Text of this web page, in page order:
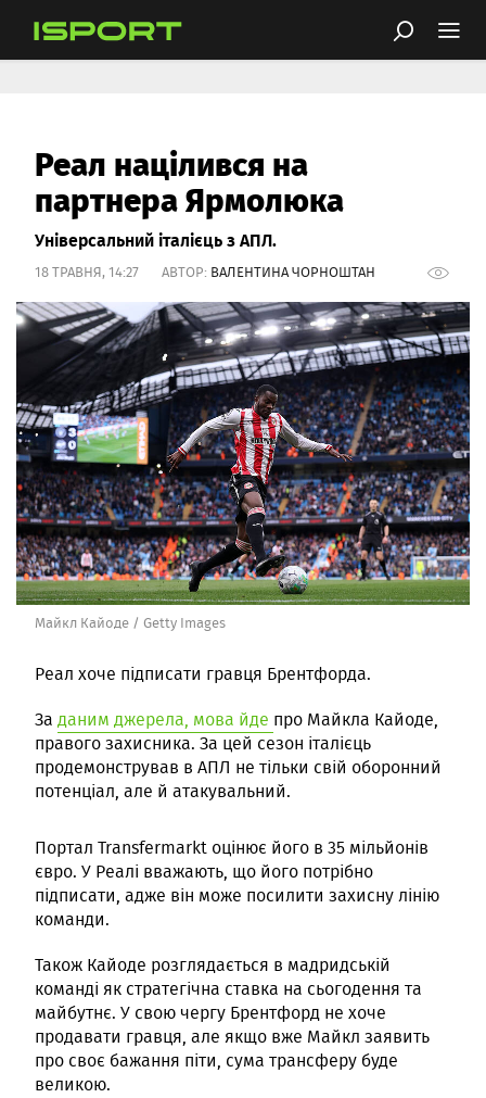
Реал націлився на
партнера Ярмолюка
Універсальний італієць з АПЛ.
18 ТРАВНЯ, 14:27 АВТОР: ВАЛЕНТИНА ЧОРНОШТАН
Майкл Кайоде / Getty Images
Реал хоче підписати гравця Брентфорда.
За даним джерела, мова йде про Майкла Кайоде,
правого захисника. За цей сезон італієць
продемонстрував в АПЛ не тільки свій оборонний
потенціал, але й атакувальний.
Портал Transfermarkt оцінює його в 35 мільйонів
євро. У Реалі вважають, що його потрібно
підписати, адже він може посилити захисну лінію
команди.
Також Кайоде розглядається в мадридській
команді як стратегічна ставка на сьогодення та
майбутнє. У свою чергу Брентфорд не хоче
продавати гравця, але якщо вже Майкл заявить
про своє бажання піти, сума трансферу буде
великою.